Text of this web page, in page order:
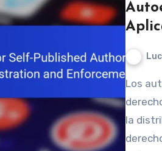
Los autores autopublicados en Argentina gozan de
la